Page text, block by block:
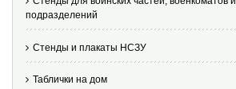
подразделений
Стенды и плакаты НСЗУ
Таблички на дом